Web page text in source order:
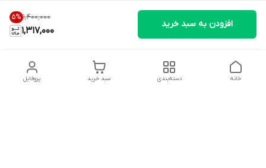
۱٬۴۰۰٬۰۰۰ 5%
1,317,000
افزودن به سبد خرید
پروفایل سبد خرید دسته‌بندی خانه